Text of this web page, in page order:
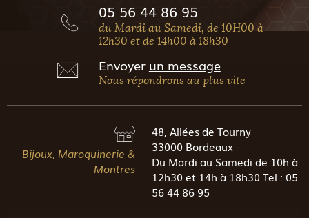
05 56 44 86 95
du Mardi au Samedi, de 10H00 à
12h30 et de 14h00 à 18h30
Envoyer un message
Nous répondrons au plus vite
Bijoux, Maroquinerie &
Montres
48, Allées de Tourny
33000 Bordeaux
Du Mardi au Samedi de 10h à
12h30 et 14h à 18h30 Tel : 05
56 44 86 95